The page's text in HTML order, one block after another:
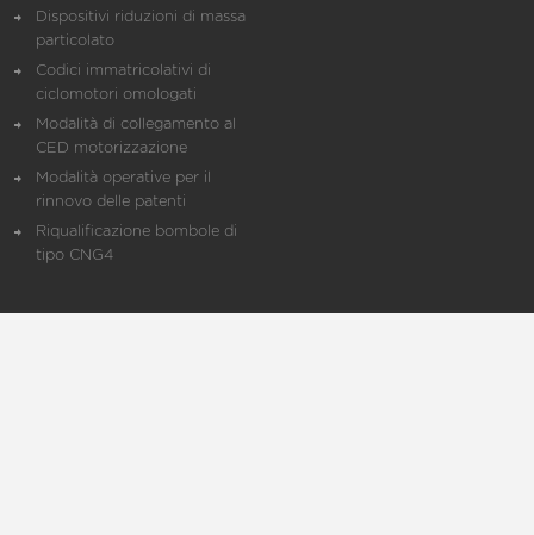
Dispositivi riduzioni di massa
particolato
Codici immatricolativi di
ciclomotori omologati
Modalità di collegamento al
CED motorizzazione
Modalità operative per il
rinnovo delle patenti
Riqualificazione bombole di
tipo CNG4